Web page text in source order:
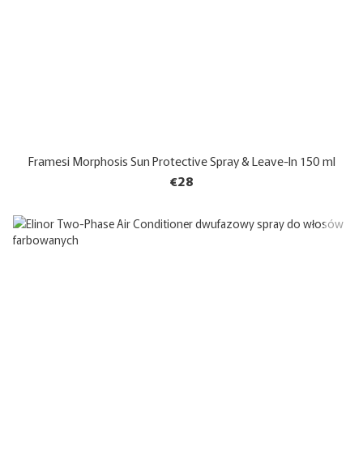
Framesi Morphosis Sun Protective Spray & Leave-In 150 ml
€28